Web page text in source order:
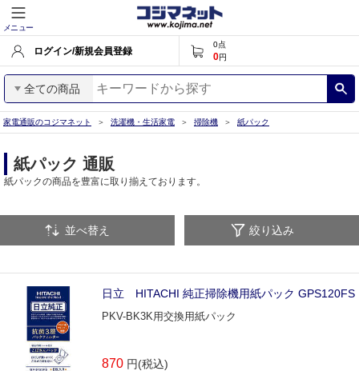
メニュー
ログイン/新規会員登録
0点
0円
全ての商品
家電通販のコジマネット 洗濯機・生活家電 掃除機 紙パック
紙パック 通販
紙パックの商品を豊富に取り揃えております。
並べ替え 絞り込み
日立 HITACHI 純正掃除機用紙パック GPS120FS
PKV-BK3K用交換用紙パック
870 円(税込)